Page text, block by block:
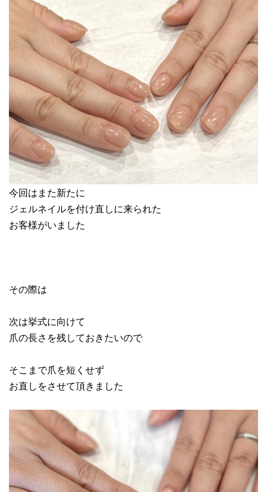
今回はまた新たに
ジェルネイルを付け直しに来られた
お客様がいました
その際は
次は挙式に向けて
爪の長さを残しておきたいので
そこまで爪を短くせず
お直しをさせて頂きました